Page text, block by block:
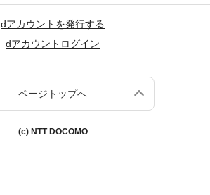
dアカウントを発行する
dアカウントログイン
ページトップへ
(c) NTT DOCOMO